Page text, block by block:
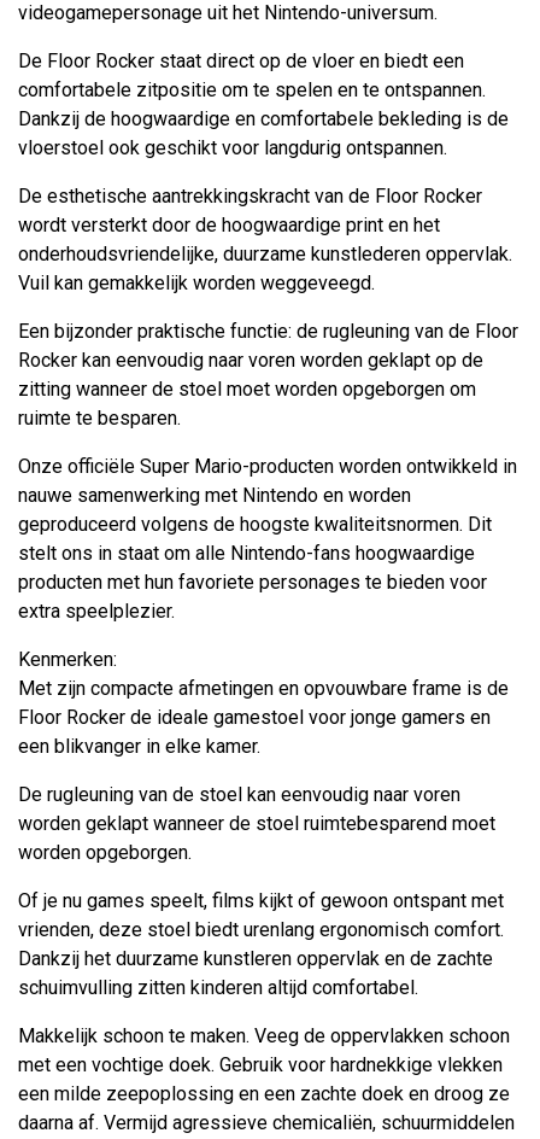
videogamepersonage uit het Nintendo-universum.
De Floor Rocker staat direct op de vloer en biedt een
comfortabele zitpositie om te spelen en te ontspannen.
Dankzij de hoogwaardige en comfortabele bekleding is de
vloerstoel ook geschikt voor langdurig ontspannen.
De esthetische aantrekkingskracht van de Floor Rocker
wordt versterkt door de hoogwaardige print en het
onderhoudsvriendelijke, duurzame kunstlederen oppervlak.
Vuil kan gemakkelijk worden weggeveegd.
Een bijzonder praktische functie: de rugleuning van de Floor
Rocker kan eenvoudig naar voren worden geklapt op de
zitting wanneer de stoel moet worden opgeborgen om
ruimte te besparen.
Onze officiële Super Mario-producten worden ontwikkeld in
nauwe samenwerking met Nintendo en worden
geproduceerd volgens de hoogste kwaliteitsnormen. Dit
stelt ons in staat om alle Nintendo-fans hoogwaardige
producten met hun favoriete personages te bieden voor
extra speelplezier.
Kenmerken:
Met zijn compacte afmetingen en opvouwbare frame is de
Floor Rocker de ideale gamestoel voor jonge gamers en
een blikvanger in elke kamer.
De rugleuning van de stoel kan eenvoudig naar voren
worden geklapt wanneer de stoel ruimtebesparend moet
worden opgeborgen.
Of je nu games speelt, films kijkt of gewoon ontspant met
vrienden, deze stoel biedt urenlang ergonomisch comfort.
Dankzij het duurzame kunstleren oppervlak en de zachte
schuimvulling zitten kinderen altijd comfortabel.
Makkelijk schoon te maken. Veeg de oppervlakken schoon
met een vochtige doek. Gebruik voor hardnekkige vlekken
een milde zeepoplossing en een zachte doek en droog ze
daarna af. Vermijd agressieve chemicaliën, schuurmiddelen